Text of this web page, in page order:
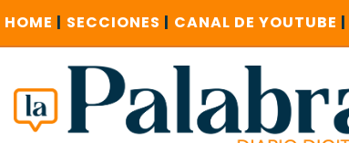
HOME | SECCIONES | CANAL DE YOUTUBE |